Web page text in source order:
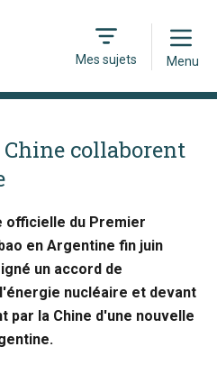
Mes sujets
Open
Menu
collaborent
officielle du Premier
en Argentine fin juin
un accord de
nucléaire et devant
par la Chine d'une nouvelle